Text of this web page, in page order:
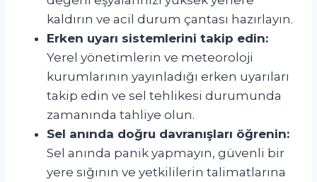
kaldırın ve acil durum çantası hazırlayın.
Erken uyarı sistemlerini takip edin:
Yerel yönetimlerin ve meteoroloji
kurumlarının yayınladığı erken uyarıları
takip edin ve sel tehlikesi durumunda
zamanında tahliye olun.
Sel anında doğru davranışları öğrenin:
Sel anında panik yapmayın, güvenli bir
yere sığının ve yetkililerin talimatlarına